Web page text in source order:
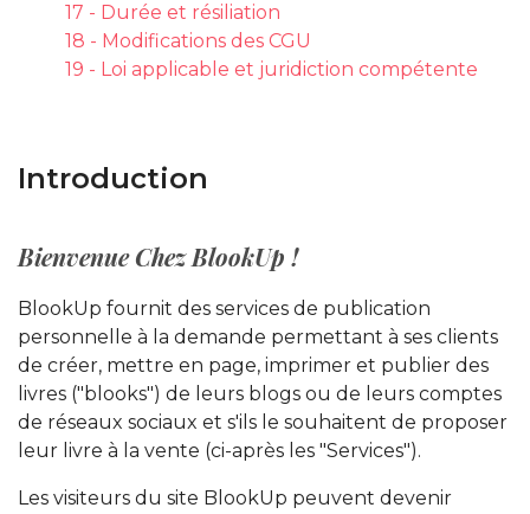
17 - Durée et résiliation
18 - Modifications des CGU
19 - Loi applicable et juridiction compétente
Introduction
Bienvenue Chez BlookUp !
BlookUp fournit des services de publication
personnelle à la demande permettant à ses clients
de créer, mettre en page, imprimer et publier des
livres ("blooks") de leurs blogs ou de leurs comptes
de réseaux sociaux et s'ils le souhaitent de proposer
leur livre à la vente (ci-après les "Services").
Les visiteurs du site BlookUp peuvent devenir